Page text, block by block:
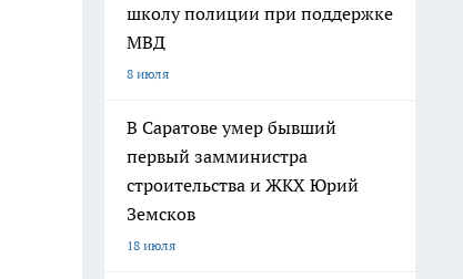
школу полиции при поддержке
МВД
8 июля
В Саратове умер бывший
первый замминистра
строительства и ЖКХ Юрий
Земсков
18 июля